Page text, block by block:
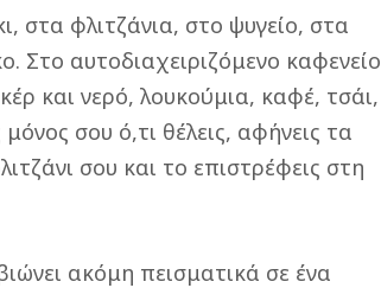
στα φλιτζάνια, στο ψυγείο, στα
αυτοδιαχειριζόμενο καφενείο
και νερό, λουκούμια, καφέ, τσάι,
σου ό,τι θέλεις, αφήνεις τα
σου και το επιστρέφεις στη
ακόμη πεισματικά σε ένα